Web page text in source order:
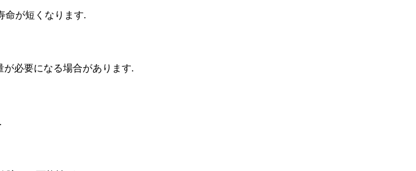
命が短くなります.
必要になる場合があります.